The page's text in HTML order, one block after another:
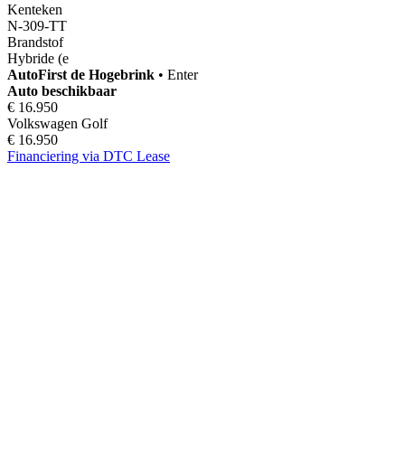
Kenteken
N-309-TT
Brandstof
Hybride (e
AutoFirst de Hogebrink • Enter
Auto beschikbaar
€ 16.950
Volkswagen Golf
€ 16.950
Financiering via DTC Lease